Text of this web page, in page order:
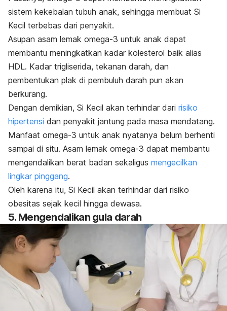
sistem kekebalan tubuh anak, sehingga membuat Si
Kecil terbebas dari penyakit.
Asupan asam lemak omega-3 untuk anak dapat
membantu meningkatkan kadar kolesterol baik alias
HDL. Kadar trigliserida, tekanan darah, dan
pembentukan plak di pembuluh darah pun akan
berkurang.
Dengan demikian, Si Kecil akan terhindar dari risiko
hipertensi dan penyakit jantung pada masa mendatang.
Manfaat omega-3 untuk anak nyatanya belum berhenti
sampai di situ. Asam lemak omega-3 dapat membantu
mengendalikan berat badan sekaligus mengecilkan
lingkar pinggang.
Oleh karena itu, Si Kecil akan terhindar dari risiko
obesitas sejak kecil hingga dewasa.
5. Mengendalikan gula darah